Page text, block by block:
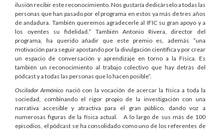
ilusión recibir este reconocimiento. Nos gustaría dedicárselo a todas las
personas que han pasado por el programa en estos ya más de tres años
de andadura. También queremos agradecerle al IFIC su gran apoyo y a
los oyentes su fidelidad.” También Antonio Rivera, director del
programa, ha querido añadir que este premio es, además “una
motivación para seguir apostando por la divulgación científica y por crear
un espacio de conversación y aprendizaje en torno a la Física. Es
también un reconocimiento al trabajo colectivo que hay detrás del
pódcast y a todas las personas que lo hacen posible”.
Oscilador Armónico nació con la vocación de acercar la física a toda la
sociedad, combinando el rigor propio de la investigación con una
narrativa accesible y atractiva para el gran público, dando voz a
numerosas figuras de la física actual. A lo largo de sus más de 100
episodios, el pódcast se ha consolidado como uno de los referentes de